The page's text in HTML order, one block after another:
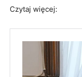
Czytaj więcej: